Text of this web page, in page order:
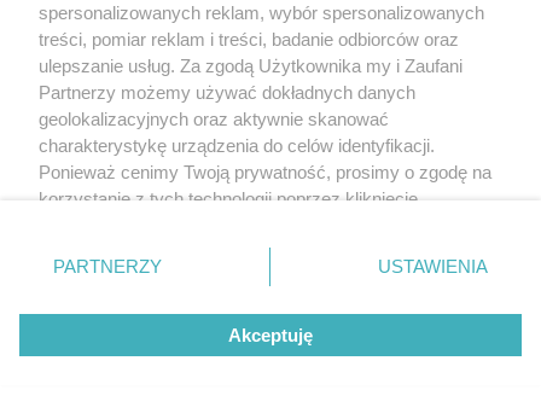
To imię brzmi jak nazwa
spersonalizowanych reklam, wybór spersonalizowanych
treści, pomiar reklam i treści, badanie odbiorców oraz
ulepszanie usług. Za zgodą Użytkownika my i Zaufani
Partnerzy możemy używać dokładnych danych
geolokalizacyjnych oraz aktywnie skanować
charakterystykę urządzenia do celów identyfikacji.
Ponieważ cenimy Twoją prywatność, prosimy o zgodę na
korzystanie z tych technologii poprzez kliknięcie
zmienić/wycofać klikając przycisk ustawień prywatności
znajdujący się w lewym dolnym rogu strony
rodzaje przetwarzania danych nie wymagają zgody
użytkownika, ale masz prawo sprzeciwić się takiemu
przetwarzaniu. Preferencje będą miały zastosowanie tylko
PARTNERZY USTAWIENIA
Akceptuję